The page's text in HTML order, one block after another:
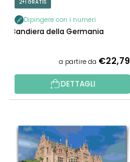
O
D
O
R
O
T
I
2+1 GRATIS
Dipingere con i numeri
Bandiera della Germania
a partire da €22,79
DETTAGLI